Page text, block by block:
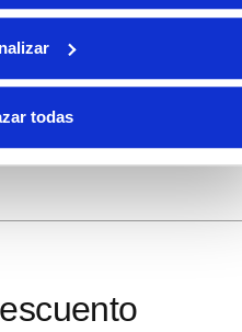
todas
que comente.